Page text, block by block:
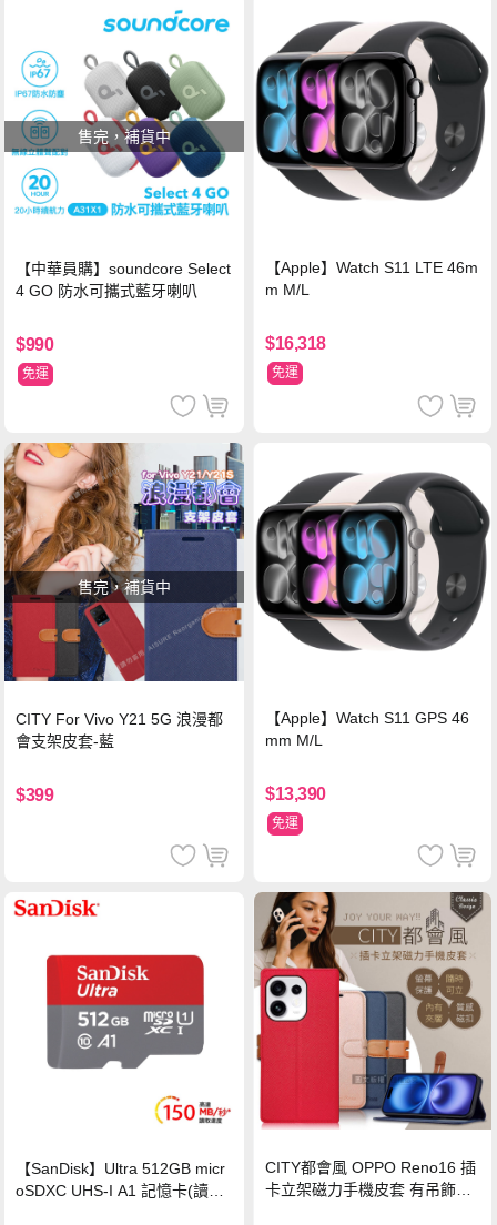
售完，補貨中
【中華員購】soundcore Select
4 GO 防水可攜式藍牙喇叭
$990
免運
【Apple】Watch S11 LTE 46m
m M/L
$16,318
免運
售完，補貨中
CITY For Vivo Y21 5G 浪漫都
會支架皮套-藍
$399
【Apple】Watch S11 GPS 46
mm M/L
$13,390
免運
【SanDisk】Ultra 512GB micr
oSDXC UHS-I A1 記憶卡(讀取
CITY都會風 OPPO Reno16 插
卡立架磁力手機皮套 有吊飾孔